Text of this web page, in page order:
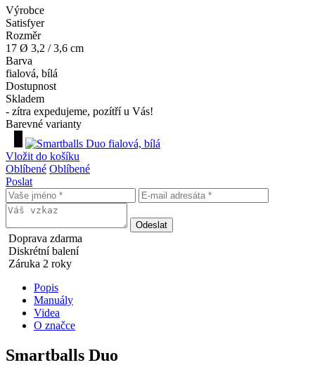
Výrobce
Satisfyer
Rozměr
17 Ø 3,2 / 3,6 cm
Barva
fialová, bílá
Dostupnost
Skladem
- zítra expedujeme, pozítří u Vás!
Barevné varianty
Vložit do košíku
Oblíbené Oblíbené
Poslat
Doprava zdarma
Diskrétní balení
Záruka 2 roky
Popis
Manuály
Videa
O značce
Smartballs Duo